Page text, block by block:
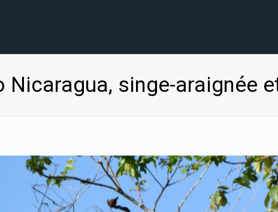
Nicaragua, singe-araignée